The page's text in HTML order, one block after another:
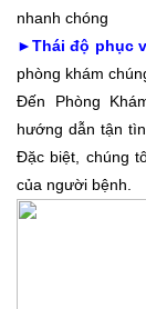
nhanh chóng
►Thái độ phục
phòng khám
Đến Phòng
hướng dẫn tận
Đặc biệt, chúng
của người bệnh.